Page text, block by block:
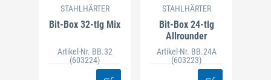
STAHLHÄRTER
Bit-Box 32-tlg Mix
Artikel-Nr. BB.32
(603224)
STAHLHÄRTER
Bit-Box 24-tlg
Allrounder
Artikel-Nr. BB.24A
(603223)